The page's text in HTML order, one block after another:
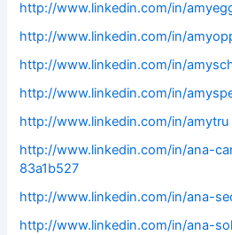
http://www.linkedin.com/in/
http://www.linkedin.com/in/
http://www.linkedin.com/in/
http://www.linkedin.com/in/
http://www.linkedin.com/in/amytru
http://www.linkedin.com/in/ana-
83a1b527
http://www.linkedin.com/in/ana-
http://www.linkedin.com/in/ana-